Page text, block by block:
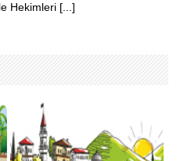
Hekimleri [...]